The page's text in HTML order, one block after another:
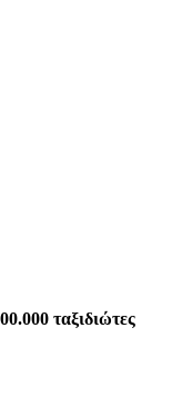
ταξιδιώτες